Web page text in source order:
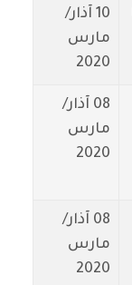
10 آذار/
مارس
2020
08 آذار/
مارس
2020
08 آذار/
مارس
2020